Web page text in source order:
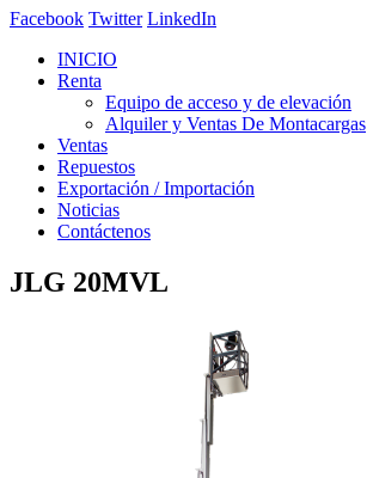
Facebook Twitter LinkedIn
INICIO
Renta
Equipo de acceso y de elevación
Alquiler y Ventas De Montacargas
Ventas
Repuestos
Exportación / Importación
Noticias
Contáctenos
JLG 20MVL